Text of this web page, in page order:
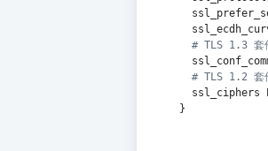
# TLS 1.3 套
# TLS 1.2 套
ssl_ciphers
}